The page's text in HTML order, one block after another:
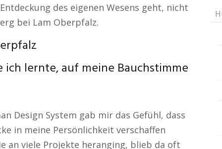
des eigenen Wesens geht, nicht
bei Lam Oberpfalz.
ich lernte, auf meine Bauchstimme
Design System gab mir das Gefühl, dass
in meine Persönlichkeit verschaffen
an viele Projekte heranging, blieb da oft